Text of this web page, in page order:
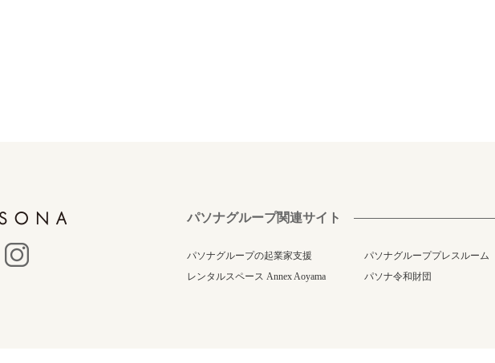
パソナグループ関連サイト
パソナグループの起業家支援 パソナグループプレスルーム
レンタルスペース Annex Aoyama
パソナ令和財団